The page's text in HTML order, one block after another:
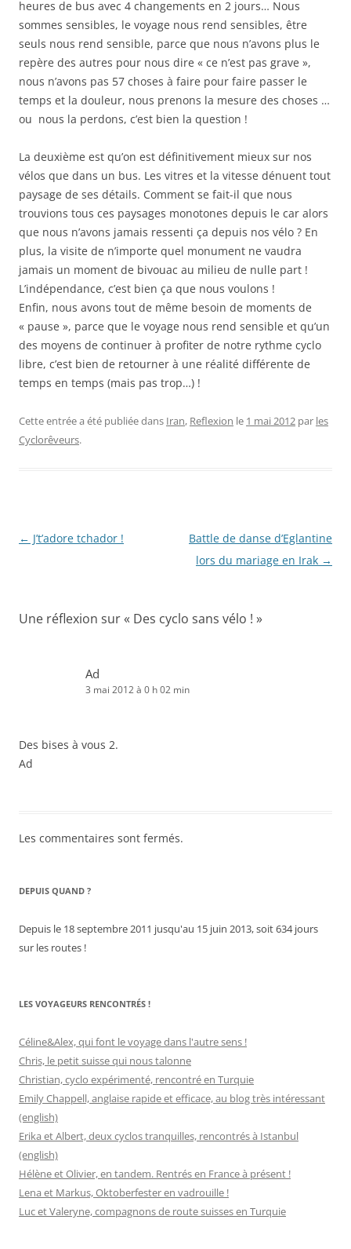
heures de bus avec 4 changements en 2 jours… Nous
sommes sensibles, le voyage nous rend sensibles, être
seuls nous rend sensible, parce que nous n’avons plus le
repère des autres pour nous dire « ce n’est pas grave »,
nous n’avons pas 57 choses à faire pour faire passer le
temps et la douleur, nous prenons la mesure des choses …
ou nous la perdons, c’est bien la question !
La deuxième est qu’on est définitivement mieux sur nos
vélos que dans un bus. Les vitres et la vitesse dénuent tout
paysage de ses détails. Comment se fait-il que nous
trouvions tous ces paysages monotones depuis le car alors
que nous n’avons jamais ressenti ça depuis nos vélo ? En
plus, la visite de n’importe quel monument ne vaudra
jamais un moment de bivouac au milieu de nulle part !
L’indépendance, c’est bien ça que nous voulons !
Enfin, nous avons tout de même besoin de moments de
« pause », parce que le voyage nous rend sensible et qu’un
des moyens de continuer à profiter de notre rythme cyclo
libre, c’est bien de retourner à une réalité différente de
temps en temps (mais pas trop…) !
Cette entrée a été publiée dans Iran, Reflexion le 1 mai 2012 par les
Cyclorêveurs.
Navigation
← J’t’adore tchador !
Battle de danse d’Eglantine
lors du mariage en Irak →
Une réflexion sur « Des cyclo sans vélo ! »
Ad
3 mai 2012 à 0 h 02 min
Des bises à vous 2.
Ad
Les commentaires sont fermés.
DEPUIS QUAND ?
Depuis le 18 septembre 2011 jusqu'au 15 juin 2013, soit 634 jours
sur les routes !
LES VOYAGEURS RENCONTRÉS !
Céline&Alex, qui font le voyage dans l'autre sens !
Chris, le petit suisse qui nous talonne
Christian, cyclo expérimenté, rencontré en Turquie
Emily Chappell, anglaise rapide et efficace, au blog très intéressant
(english)
Erika et Albert, deux cyclos tranquilles, rencontrés à Istanbul
(english)
Hélène et Olivier, en tandem. Rentrés en France à présent !
Lena et Markus, Oktoberfester en vadrouille !
Luc et Valeryne, compagnons de route suisses en Turquie